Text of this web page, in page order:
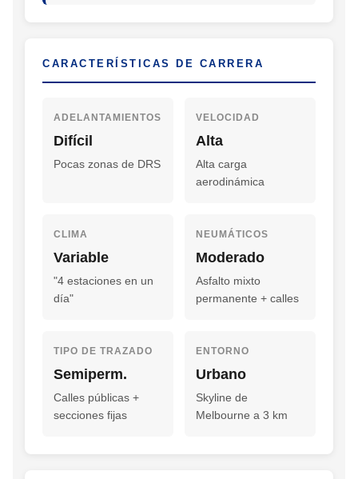
CARACTERÍSTICAS DE CARRERA
ADELANTAMIENTOS
Difícil
Pocas zonas de DRS
VELOCIDAD
Alta
Alta carga
aerodinámica
CLIMA
Variable
"4 estaciones en un
día"
NEUMÁTICOS
Moderado
Asfalto mixto
permanente + calles
TIPO DE TRAZADO
Semiperm.
Calles públicas +
secciones fijas
ENTORNO
Urbano
Skyline de
Melbourne a 3 km